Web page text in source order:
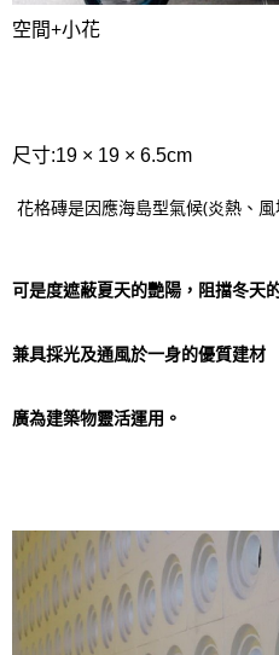
空間+小花
尺寸:19 × 19 × 6.5cm
花格磚是因應海島型氣候(炎熱、
可是度遮蔽夏天的艷陽，阻擋冬天
兼具採光及通風於一身的優質建材
廣為建築物靈活運用。